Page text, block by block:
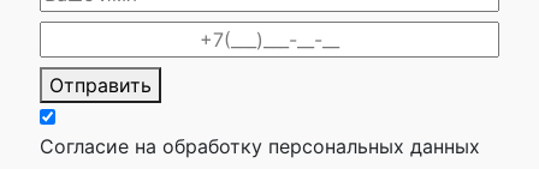
Отправить
Согласие на обработку персональных данных